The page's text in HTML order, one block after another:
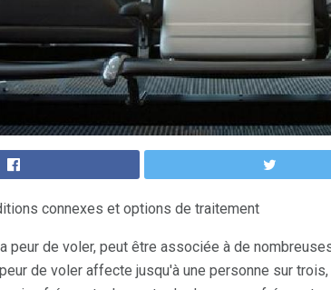
connexes et options de traitement
peur de voler, peut être associée à de
de voler affecte jusqu'à une personne sur